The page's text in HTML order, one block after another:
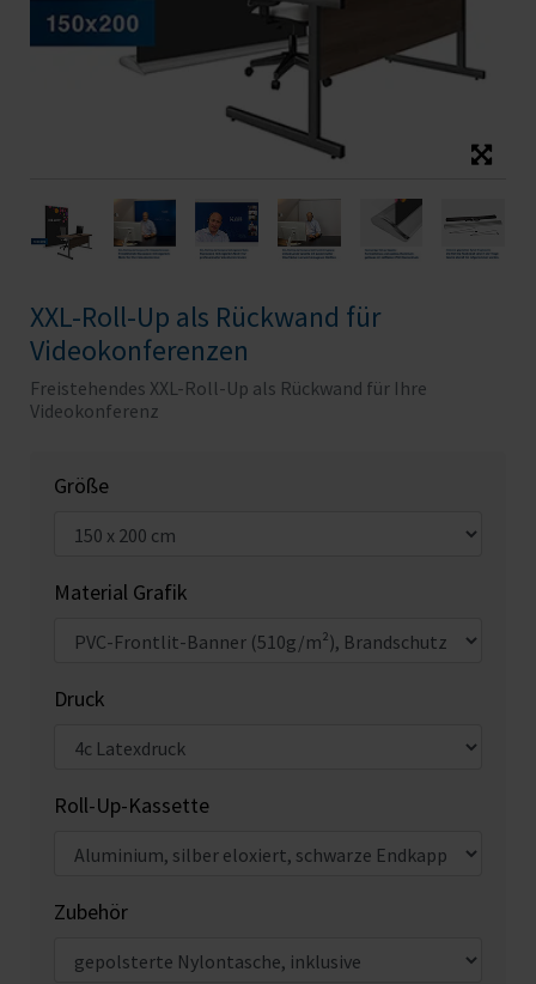
XXL-Roll-Up als Rückwand für
Videokonferenzen
Freistehendes XXL-Roll-Up als Rückwand für Ihre
Videokonferenz
Größe
Material Grafik
Druck
Roll-Up-Kassette
Zubehör